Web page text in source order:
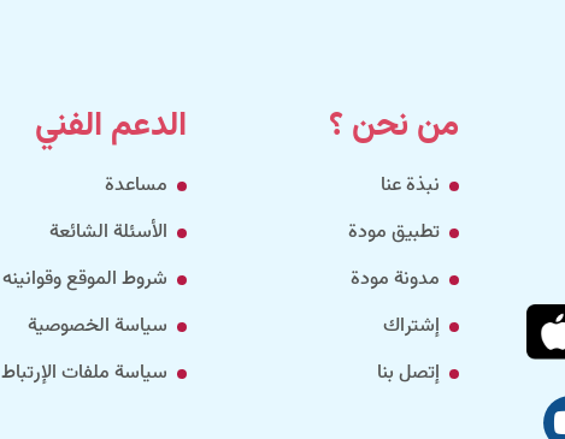
من نحن ؟
نبذة عنا
تطبيق مودة
مدونة مودة
إشتراك
إتصل بنا
الدعم الفني
مساعدة
الأسئلة الشائعة
شروط الموقع وقوانينه
سياسة الخصوصية
سياسة ملفات الإرتباط